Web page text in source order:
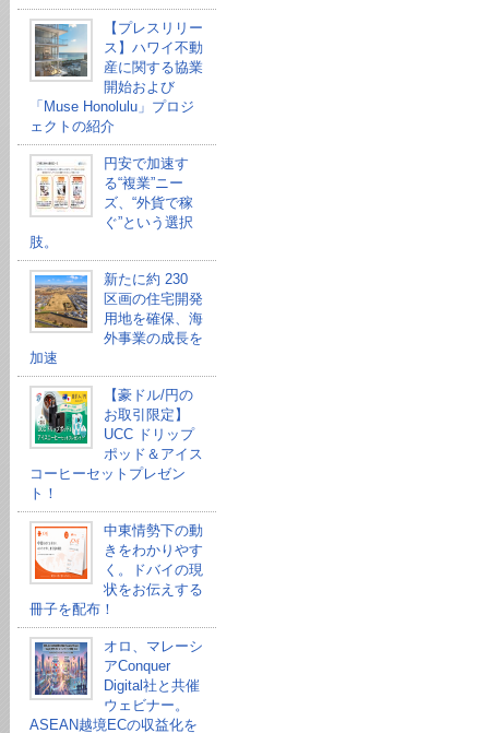
【プレスリリー
ス】ハワイ不動
産に関する協業
開始および
「Muse Honolulu」プロジ
ェクトの紹介
円安で加速す
る“複業”ニー
ズ、“外貨で稼
ぐ”という選択
肢。
新たに約 230
区画の住宅開発
用地を確保、海
外事業の成長を
加速
【豪ドル/円の
お取引限定】
UCC ドリップ
ポッド＆アイス
コーヒーセットプレゼン
ト！
中東情勢下の動
きをわかりやす
く。ドバイの現
状をお伝えする
冊子を配布！
オロ、マレーシ
アConquer
Digital社と共催
ウェビナー。
ASEAN越境ECの収益化を